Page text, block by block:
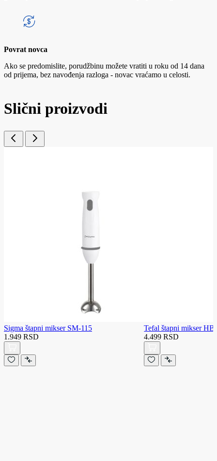
Povrat novca
Ako se predomislite, porudžbinu možete vratiti u roku od 14 dana
od prijema, bez navođenja razloga - novac vraćamo u celosti.
Slični proizvodi
Sigma štapni mikser SM-115
1.949 RSD
Tefal štapni mikser HB
4.499 RSD